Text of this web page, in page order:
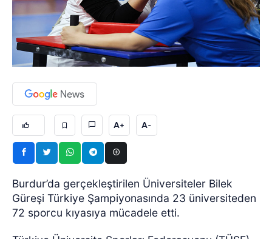
A+ A-
Burdur’da gerçekleştirilen Üniversiteler Bilek
Güreşi Türkiye Şampiyonasında 23 üniversiteden
72 sporcu kıyasıya mücadele etti.